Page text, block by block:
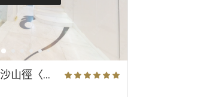
貝沙灣 五期 貝沙山徑〈獨立屋〉